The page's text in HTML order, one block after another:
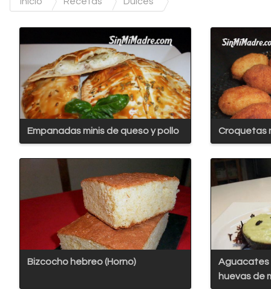
Empanadas minis de queso y pollo Croquetas
Bizcocho hebreo (Horno)
Aguacates
huevas de